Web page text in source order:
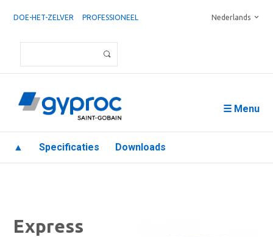
DOE-HET-ZELVER PROFESSIONEEL Nederlands
☰ Menu
▲ Specificaties Downloads
Express